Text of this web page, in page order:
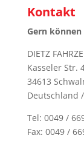
Kontakt
Gern
DIETZ
Kasseler Str.
34613
Deutschland
Tel: 0049 /
Fax: 0049 /